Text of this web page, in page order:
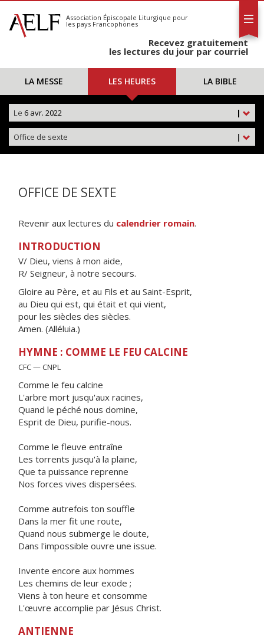
S'abonner
Calendrier
Association Épiscopale Liturgique pour
les pays Francophones
Recevez gratuitement
les lectures du jour par courriel
LA MESSE LES HEURES LA BIBLE
|
Le 6 avr. 2022
|
Office de sexte
OFFICE DE SEXTE
Revenir aux lectures du calendrier romain.
INTRODUCTION
V/ Dieu, viens à mon aide,
R/ Seigneur, à notre secours.
Gloire au Père, et au Fils et au Saint-Esprit,
au Dieu qui est, qui était et qui vient,
pour les siècles des siècles.
Amen. (Alléluia.)
HYMNE : COMME LE FEU CALCINE
CFC — CNPL
Comme le feu calcine
L'arbre mort jusqu'aux racines,
Quand le péché nous domine,
Esprit de Dieu, purifie-nous.
Comme le fleuve entraîne
Les torrents jusqu'à la plaine,
Que ta puissance reprenne
Nos forces vives dispersées.
Comme autrefois ton souffle
Dans la mer fit une route,
Quand nous submerge le doute,
Dans l'impossible ouvre une issue.
Invente encore aux hommes
Les chemins de leur exode ;
Viens à ton heure et consomme
L'œuvre accomplie par Jésus Christ.
ANTIENNE